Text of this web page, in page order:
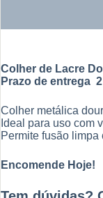
Colher de Lacre
Prazo de entrega
Colher metálica
Ideal para uso com
Permite fusão limpa
Encomende Hoje!